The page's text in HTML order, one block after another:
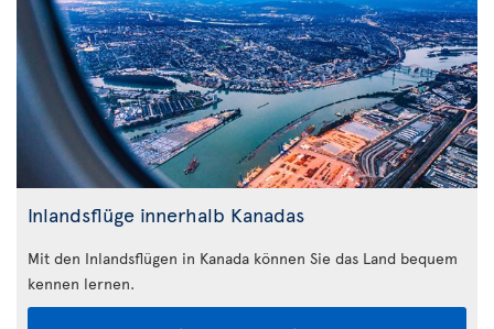
Inlandsflüge innerhalb Kanadas
Mit den Inlandsflügen in Kanada können Sie das Land bequem
kennen lernen.